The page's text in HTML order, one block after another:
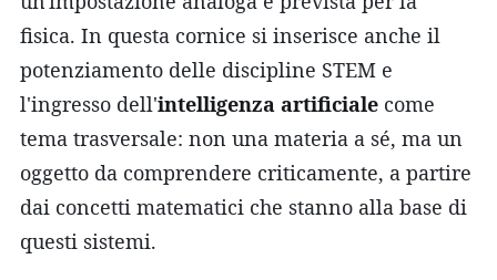
fisica. In questa cornice si inserisce anche il
potenziamento delle discipline STEM e
l'ingresso dell'intelligenza artificiale come
tema trasversale: non una materia a sé, ma un
oggetto da comprendere criticamente, a partire
dai concetti matematici che stanno alla base di
questi sistemi.